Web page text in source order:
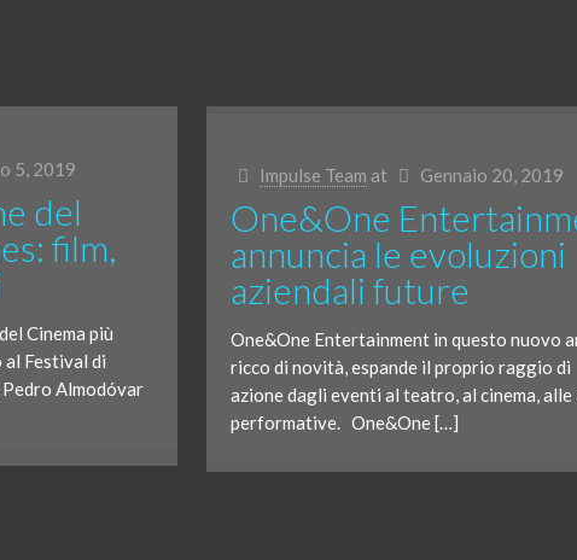
5, 2019
del
film,
Cinema più
al Festival di
Almodóvar
Impulse Team at Gennaio 20, 2019
One&One
annuncia le evoluzioni
aziendali future
One&One Entertainment in questo nuovo
ricco di novità, espande il proprio raggio di
azione dagli eventi al teatro, al cinema,
performative. One&One […]